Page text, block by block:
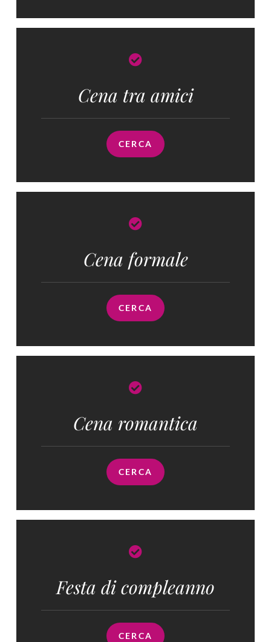
Cena tra amici
CERCA
Cena formale
CERCA
Cena romantica
CERCA
Festa di compleanno
CERCA